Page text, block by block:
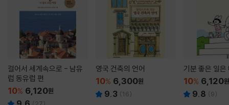
걸어서 세계속으로 - 남유
럽 동유럽 편
10% 6,120원
영국 건축의 언어
10% 6,300원
9.3 (16)
기분 좋은 일은
10% 6,120원
9.8 (9)